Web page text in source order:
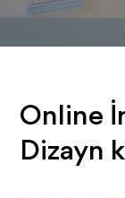
Online
Dizayn